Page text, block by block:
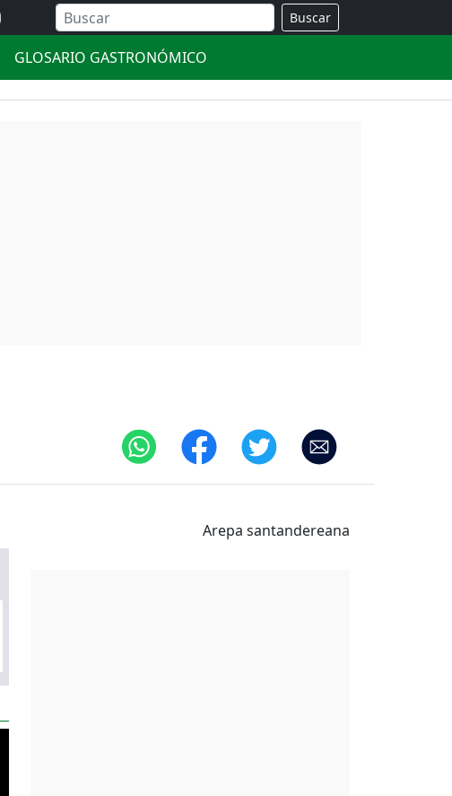
Buscar
GLOSARIO GASTRONÓMICO
Arepa santandereana